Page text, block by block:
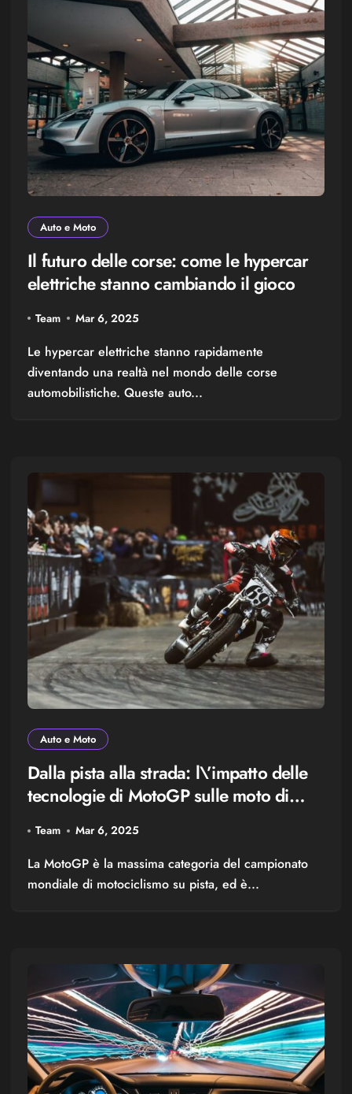
Auto e Moto
Il futuro delle corse: come le hypercar
elettriche stanno cambiando il gioco
Team Mar 6, 2025
Le hypercar elettriche stanno rapidamente
diventando una realtà nel mondo delle corse
automobilistiche. Queste auto...
Auto e Moto
Dalla pista alla strada: l\’impatto delle
tecnologie di MotoGP sulle moto di
Team Mar 6, 2025
La MotoGP è la massima categoria del campionato
mondiale di motociclismo su pista, ed è...